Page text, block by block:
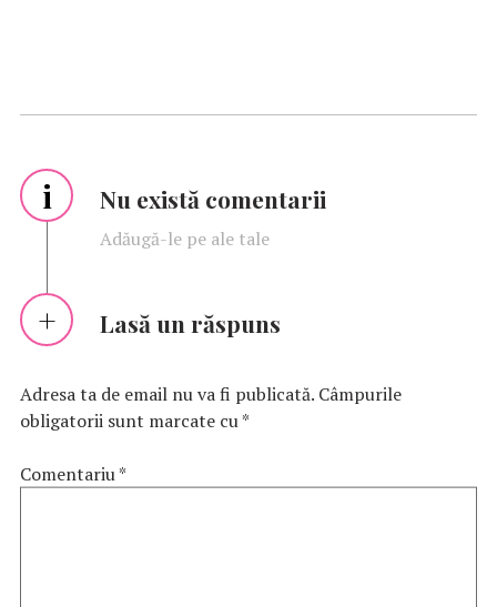
i Nu există comentarii
Adăugă-le pe ale tale
Lasă un răspuns
Adresa ta de email nu va fi publicată. Câmpurile
obligatorii sunt marcate cu*
Comentariu*